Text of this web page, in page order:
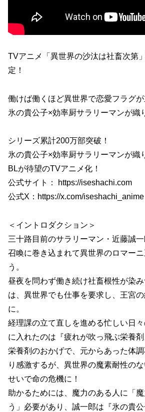
TVアニメ「異世界の沙汰は社畜次第
定！
働けば働くほど異世界で恋愛フラグが
氷の貴公子×効率厨サラリーマンが織
シリーズ累計200万部突破！
氷の貴公子×効率厨サラリーマンが織
BLが待望のTVアニメ化！
公式サイト： https://iseshachi.com
公式X：https://x.com/iseshachi_anime
＜イントロダクション＞
三十路目前のサラリーマン・近藤誠
召喚に巻き込まれて異世界のロマー
う。
昼夜を問わず働き続け社畜根性が染
は、異世界でも仕事を要求し、王宮
に。
経理課の立て直しを進める忙しい日
に入れたのは『疲れが吹っ飛ぶ栄養剤
栄養剤のおかげで、元からあった体
り感激するが、異世界の魔素耐性の
せいで命の危機に！
助かるためには、魔力のある人に「
う」必要があり、誠一郎は『氷の貴